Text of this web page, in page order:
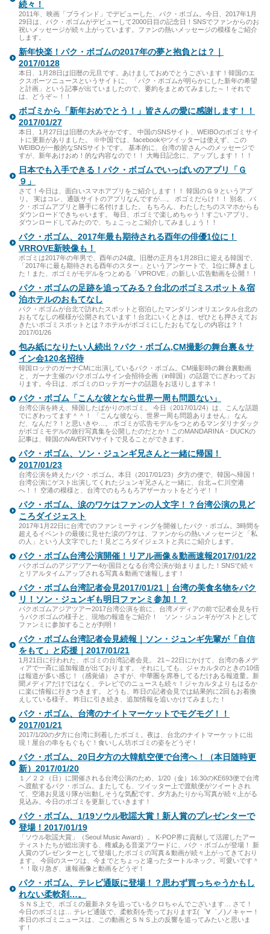
続々！
2011年、映画「ブラインド」でデビューした、パク・ボゴム。今日、2017年1月
29日は、パク・ボゴムがデビューして2000日目の記念日！SNSでファンからのお
祝いメッセージが続々上がっています。ファンの熱いメッセージの模様をご紹介
します。
新年快楽！パク・ボゴムの2017年の夢と抱負とは？｜
2017/0128
本日、1月28日は旧暦の元旦です。あけましておめでとうございます！韓国のエ
クスポーツニュースというサイトに、「パク・ボゴムが明らかにした新年の希望
と計画」という記事が出ていましたので、要約をまとめてみました～！それで
は、どうぞ～！！
ボゴミから「新年おめでとう！」皆さんの愛に感謝します！！
2017/01/27
本日、1月27日は旧暦の大みそかです。 中国のSNSサイト、WEIBOのボゴミサイ
トに更新がありました。 ※中国では、facebookやツイッターは使えず、この
WEIBOが一般的なSNSサイトです。 基本的に、台湾の皆さんへのメッセージで
すが、新年あけおめ！的な内容なので！！ 大晦日記念に、アップします！！！
日本でも入手できる！パク・ボゴムでいっぱいのアプリ「Ｇ
９」
さて！今日は、面白いスマホアプリをご紹介します！！ 韓国のＧ９というアプ
リ。 実はコレ、通販サイトのアプリなんですが…。 ボゴミだらけ！！ 別名、パ
ク・ボゴムアプリと勝手に名付けました。 もちろん、わたしたちのスマホからも
ダウンロードできちゃいます。 毎日、ボゴミで楽しめちゃう！すごいアプリ。
ダウンロードしてみたので、ちょこっとご紹介してみましょう！！
パク・ボゴム、2017年最も期待される酉年の俳優1位に！
VRROVE新映像も！
ボゴミは2017年の年男で、酉年の24歳。旧暦の正月を1月28日に迎える韓国で、
「2017年に最も期待される酉年のスター」というアンケートで、1位に輝きまし
た！また、ボゴミがモデルをつとめる「VPROVE」の新しい広告動画を公開！！
パク・ボゴムの足跡を追ってみる？台北のボゴミスポット＆宿
泊ホテルのおもてなし
パク・ボゴムが台北で訪れたスポットと宿泊したマンダリンオリエンタル台北の
おもてなしの模様が公開されています！台北にいくときは、ぜひとも押さえてお
きたいボゴミスポットとは？ホテルがボゴミにしたおもてなしの内容は？！
2017/01/26
包み紙になりたい人続出？パク・ボゴム,CM撮影の舞台裏＆サ
イン会120名招待
韓国ロッテのガーナCMに出演しているパク・ボゴム。CM撮影時の舞台裏動画
と、ガーナ主催のパクボゴムサイン会招待企画（in韓国）の話題でにぎわってお
ります。今日は、ボゴミのロッテガーナの話題をお送りしますネ！
パク・ボゴム「こんな彼となら世界一周も問題ない」
台湾公演を終え、帰国したばかりのボゴミ。 今日（2017/01/24）は、こんな話題
でにぎわってます＾＾！ 「こんな彼なら、世界一周も問題ありません」 なん
だ、なんだ？！と思いきや…。 ボゴミが広告モデルをつとめるマンダリナダック
がボゴミモデルの旅行写真集を公開したのだとか！このMANDARINA・DUCKの
記事は、韓国のNAVERTVサイトで見ることができます。
パク・ボゴム、ソン・ジュンギ兄さんと一緒に帰国！
2017/01/23
台湾公演を終えたパク・ボゴム。本日（2017/01/23）夕方の便で、韓国へ帰国！
台湾公演にゲスト出演してくれたジュンギ兄さんと一緒に、台北→仁川空港
へ！！ 空港の模様と、台湾でのもろもろアザーカットをどうぞ！！
パク・ボゴム、涙のワケはファンの人文字！？台湾公演の見ど
ころダイジェスト
2017年1月22日に台湾でのファンミーティングを開催したパク・ボゴム。3時間を
超えるイベントの最後に見せた涙のワケは、ファンからの熱いメッセージと「私
の人」という人文字でした！見どころダイジェストと共にご紹介します。
パク・ボゴム台湾公演開催！リアル画像＆動画速報2017/01/22
パクボゴムのアジアツアー4か国目となる台湾公演が始まりました！SNSで続々
とリアルタイムアップされる写真＆動画で速報します！
パク・ボゴム台湾記者会見2017/01/21｜台湾の美食名物をパク
リ！ソン・ジュンギも明日ファンミ参加！？
パクボゴムアジアツアー2017台湾公演を前に、台湾メディアの前で記者会見を行
うパクボゴムの様子と、現地の報道をご紹介！ ソン・ジュンギがゲストとして
ファンミに参加することが判明！
パク・ボゴム台湾記者会見続報｜ソン・ジュンギ先輩が「自信
をもて」と応援｜2017/01/21
1月21日に行われた、ボゴミの台湾記者会見。 21～22日にかけて、台湾の各メデ
ィアで一斉に追加報道が出ております。 それにしても、ジャカルタのときの10倍
は報道が多い感じ！（感覚値） さすが、中華圏を席巻してるだけある報道量。新
聞メディアだけではなく、テレビでのニュースも続々！ジャカルタよりもはるか
に楽に情報に行きつきます。 どうも、昨日の記者会見では結果的に2回もお着換
えしている様子。 昨日に引き続き、追加情報を追いかけてみました！
パク・ボゴム、台湾のナイトマーケットでモグモグ！！
2017/01/21
2017/1/20の夕方に台湾に到着したボゴミ。夜は、台北のナイトマーケットに出
現！屋台の串をもぐもぐ！食いしん坊ボゴミの姿をどうぞ！
パク・ボゴム、20日夕方の大韓航空便で台湾へ！（本日随時更
新）2017/01/20
１／２２（日）に開催される台湾公演のため、1/20（金）16:30のKE693便で台湾
へ渡航するパク・ボゴム。またしても、ツイッター上で渡航便がツイートされ
て、空港お見送り隊が出動しそうな気配です。夕方あたりから写真が続々上がる
見込み。今日のボゴミを更新していきます！
パク・ボゴム、1/19ソウル歌謡大賞！新人賞のプレゼンターで
登場！2017/01/19
「ソウル歌謡大賞」（Seoul Music Award）。 K-POP界に貢献して活躍したアー
ティストたちが総出演する、権威ある音楽アワードに、パク・ボゴムが登場！ 新
人賞のプレゼンターとして登場したボゴミの写真＆動画が続々上がってきており
ます。 今回のスーツは、今までとちょっと違ったタートルネック。可愛いです＾
＾！取り急ぎ、速報画像と動画をどうぞ！
パク・ボゴム、テレビ通販に登場！？思わず買っちゃうかもし
れない柔軟剤…。
ＳＮＳ上で、ボゴミの最新ネタを追っているクロちゃんでございます… さて！
今日のボゴミは… テレビ通販で、柔軟剤を売っておりますΣ(゜∀゜ノ)ノキャー！
本日のボゴミニュースは、この動画とＳＮＳ上の反響を追ってみたいと思いま
す！